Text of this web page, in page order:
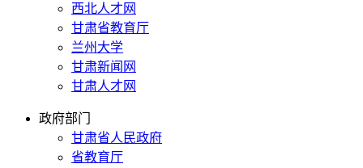
西北人才网
甘肃省教育厅
兰州大学
甘肃新闻网
甘肃人才网
政府部门
甘肃省人民政府
省教育厅